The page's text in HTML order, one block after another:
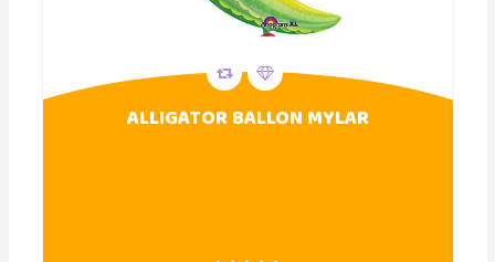
ALLIGATOR BALLON MYLAR